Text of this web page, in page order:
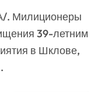
39-летним
в Шклове,